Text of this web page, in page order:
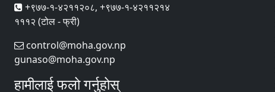
+९७७-१-४२११२०८, +९७७-१-४२११२१४
१११२ (टोल - फ्री)
control@moha.gov.np
gunaso@moha.gov.np
हामीलाई फलो गर्नुहोस्